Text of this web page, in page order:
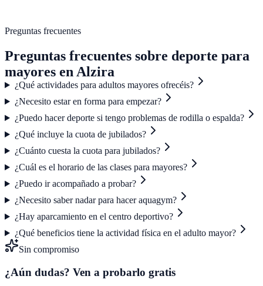
Preguntas frecuentes
Preguntas frecuentes sobre deporte para
mayores en Alzira
¿Qué actividades para adultos mayores ofrecéis?
¿Necesito estar en forma para empezar?
¿Puedo hacer deporte si tengo problemas de rodilla o espalda?
¿Qué incluye la cuota de jubilados?
¿Cuánto cuesta la cuota para jubilados?
¿Cuál es el horario de las clases para mayores?
¿Puedo ir acompañado a probar?
¿Necesito saber nadar para hacer aquagym?
¿Hay aparcamiento en el centro deportivo?
¿Qué beneficios tiene la actividad física en el adulto mayor?
Sin compromiso
¿Aún dudas? Ven a probarlo gratis